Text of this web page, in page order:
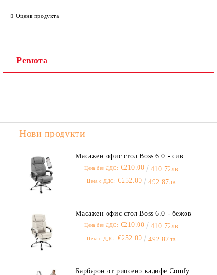
Оцени продукта
Ревюта
Нови продукти
Масажен офис стол Boss 6.0 - сив
Цена без ДДС: €210.00 410.72лв.
Цена с ДДС: €252.00 492.87лв.
Масажен офис стол Boss 6.0 - бежов
Цена без ДДС: €210.00 410.72лв.
Цена с ДДС: €252.00 492.87лв.
Барбарон от рипсено кадифе Comfy